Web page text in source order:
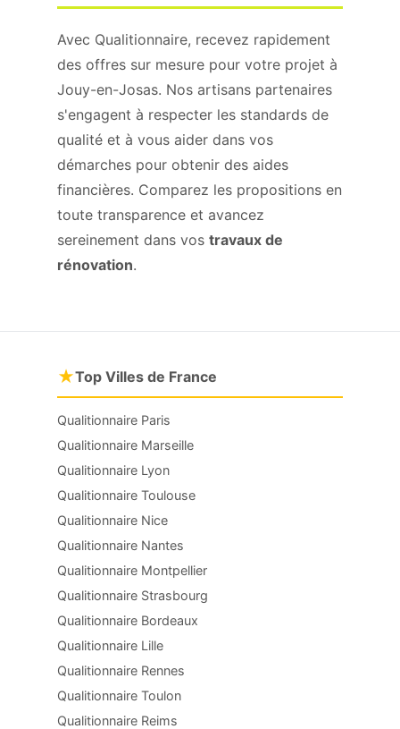
Avec Qualitionnaire, recevez rapidement
des offres sur mesure pour votre projet à
Jouy-en-Josas. Nos artisans partenaires
s'engagent à respecter les standards de
qualité et à vous aider dans vos
démarches pour obtenir des aides
financières. Comparez les propositions en
toute transparence et avancez
sereinement dans vos travaux de
rénovation.
★Top Villes de France
Qualitionnaire Paris
Qualitionnaire Marseille
Qualitionnaire Lyon
Qualitionnaire Toulouse
Qualitionnaire Nice
Qualitionnaire Nantes
Qualitionnaire Montpellier
Qualitionnaire Strasbourg
Qualitionnaire Bordeaux
Qualitionnaire Lille
Qualitionnaire Rennes
Qualitionnaire Toulon
Qualitionnaire Reims